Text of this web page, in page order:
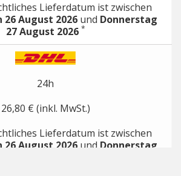
Lieferdatum ist zwischen
August 2026 und Donnerstag
27 August 2026 *
24h
26,80 € (inkl. MwSt.)
Lieferdatum ist zwischen
August 2026 und Donnerstag